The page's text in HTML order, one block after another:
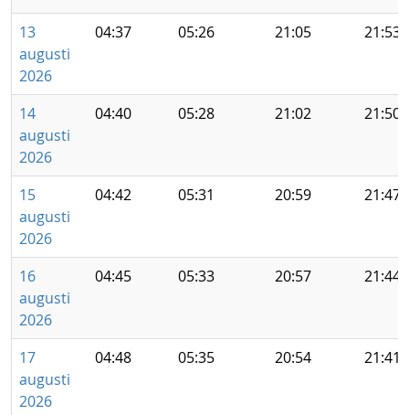
13
augusti
2026
04:37 05:26 21:05 21:53
14
augusti
2026
04:40 05:28 21:02 21:50
15
augusti
2026
04:42 05:31 20:59 21:47
16
augusti
2026
04:45 05:33 20:57 21:44
17
augusti
2026
04:48 05:35 20:54 21:41